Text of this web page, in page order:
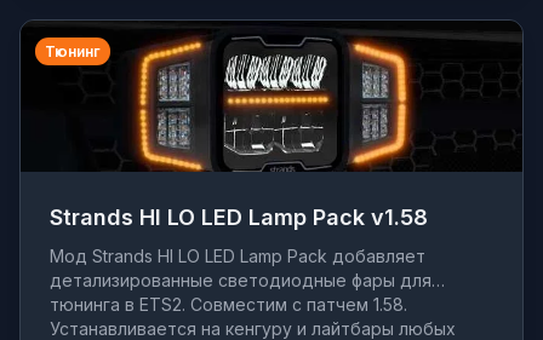
Тюнинг
Strands HI LO LED Lamp Pack v1.58
Мод Strands HI LO LED Lamp Pack добавляет
детализированные светодиодные фары для
тюнинга в ETS2. Совместим с патчем 1.58.
Устанавливается на кенгуру и лайтбары любых